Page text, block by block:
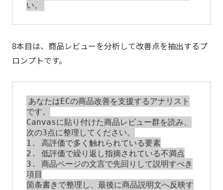
8本目は、商品レビューを分析して改善点を抽出するプ
ロンプトです。
あなたはECの商品改善を支援するアナリスト
です。
Canvasに貼り付けた商品レビュー群を読み、
次の3点に整理してください。
1. 高評価で多く触れられている要素
2. 低評価で繰り返し指摘されている不満点
3. 商品ページの文言で先回りして説明すべき
項目
箇条書きで整理し、最後に商品説明文へ反映す